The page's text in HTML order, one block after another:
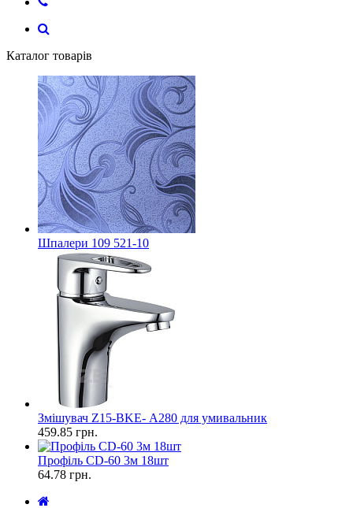
Каталог товарів
Шпалери 109 521-10
Змішувач Z15-ВKE- А280 для умивальник
459.85 грн.
Профіль CD-60 3м 18шт
64.78 грн.